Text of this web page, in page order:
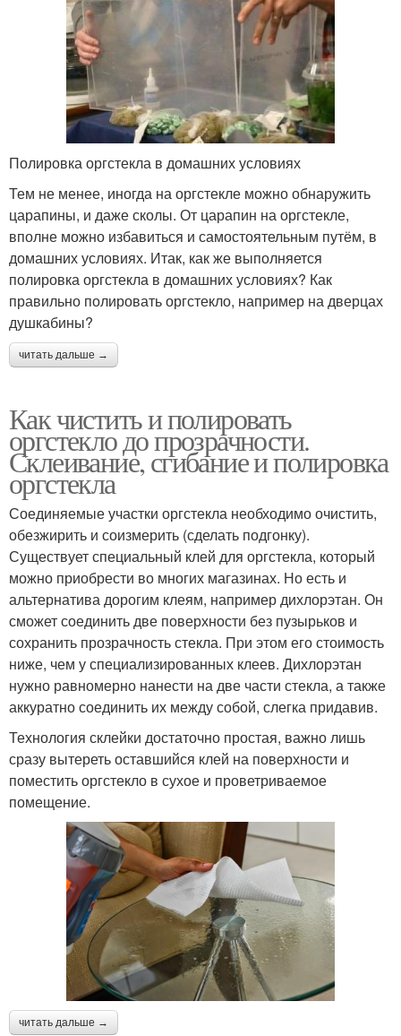
Полировка оргстекла в домашних условиях
Тем не менее, иногда на оргстекле можно обнаружить
царапины, и даже сколы. От царапин на оргстекле,
вполне можно избавиться и самостоятельным путём, в
домашних условиях. Итак, как же выполняется
полировка оргстекла в домашних условиях? Как
правильно полировать оргстекло, например на дверцах
душкабины?
читать дальше →
Как чистить и полировать
оргстекло до прозрачности.
Склеивание, сгибание и полировка
оргстекла
Соединяемые участки оргстекла необходимо очистить,
обезжирить и соизмерить (сделать подгонку).
Существует специальный клей для оргстекла, который
можно приобрести во многих магазинах. Но есть и
альтернатива дорогим клеям, например дихлорэтан. Он
сможет соединить две поверхности без пузырьков и
сохранить прозрачность стекла. При этом его стоимость
ниже, чем у специализированных клеев. Дихлорэтан
нужно равномерно нанести на две части стекла, а также
аккуратно соединить их между собой, слегка придавив.
Технология склейки достаточно простая, важно лишь
сразу вытереть оставшийся клей на поверхности и
поместить оргстекло в сухое и проветриваемое
помещение.
читать дальше →